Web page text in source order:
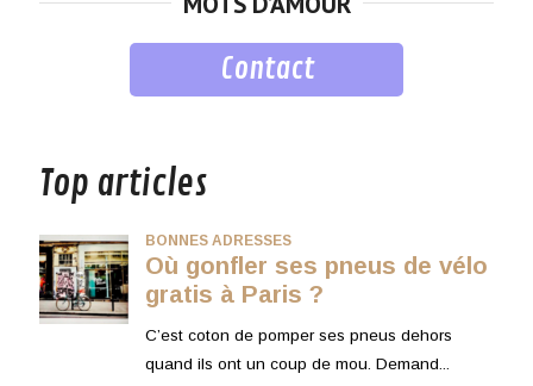
Contact
Top articles